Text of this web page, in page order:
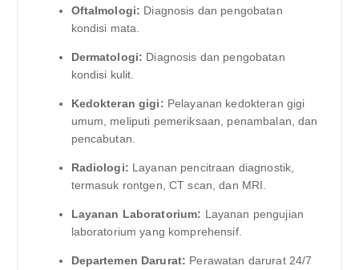
Oftalmologi: Diagnosis dan pengobatan
kondisi mata.
Dermatologi: Diagnosis dan pengobatan
kondisi kulit.
Kedokteran gigi: Pelayanan kedokteran gigi
umum, meliputi pemeriksaan, penambalan, dan
pencabutan.
Radiologi: Layanan pencitraan diagnostik,
termasuk rontgen, CT scan, dan MRI.
Layanan Laboratorium: Layanan pengujian
laboratorium yang komprehensif.
Departemen Darurat: Perawatan darurat 24/7